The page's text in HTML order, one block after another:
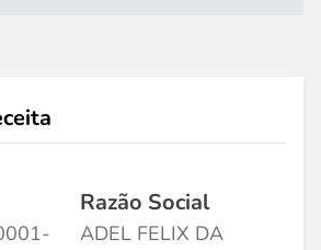
Razão Social
ADEL FELIX DA